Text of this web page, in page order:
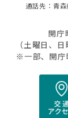
通話先：青
開庁
（土曜日、
※一部、開庁